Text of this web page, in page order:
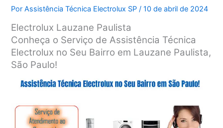
PorAssistência Técnica Electrolux SP/10 de abril de 2024
Electrolux Lauzane Paulista
Conheça o Serviço de Assistência Técnica
Electrolux no Seu Bairro em Lauzane Paulista,
São Paulo!